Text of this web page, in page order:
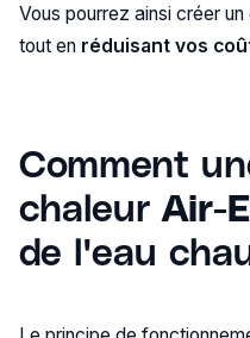
Vous pourrez ainsi créer
tout en réduisant vos
Comment
chaleur Air-
de l'eau